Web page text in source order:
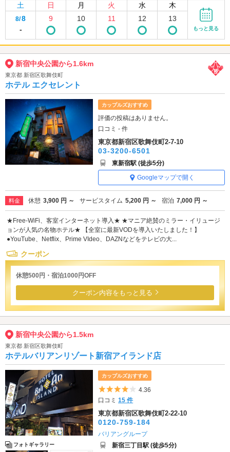
土 日 月 火 水 木
8/8
-
9 10 11 12 13
もっと見る
新宿中央公園から1.6km
東京都 新宿区歌舞伎町
ホテル エクセレント
カップルズおすすめ
評価の投稿はありません。
口コミ - 件
東京都新宿区歌舞伎町2-7-10
03-3200-6501
東新宿駅 (徒歩5分)
Googleマップで開く
料金 休憩 3,900 円 ～ サービスタイム 5,200 円 ～ 宿泊 7,000 円 ～
★Free-WiFi、客室インターネット導入★ ★マニア絶賛のミラー・イリュージ
ョンが人気の名物ホテル★ 【全室に最新VODを導入いたしました！】
●YouTube、Netflix、Prime VIdeo、DAZNなどをテレビの大...
クーポン
休憩500円・宿泊1000円OFF
クーポン内容をもっと見る
新宿中央公園から1.5km
東京都 新宿区歌舞伎町
ホテルバリアンリゾート新宿アイランド店
フォトギャラリー
カップルズおすすめ
5つ星のうち4
4.36
口コミ15 件
東京都新宿区歌舞伎町2-22-10
0120-759-184
バリアングループ
新宿三丁目駅 (徒歩5分)